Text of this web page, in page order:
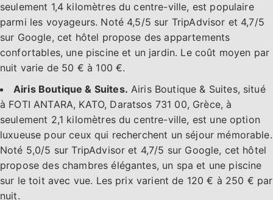
seulement 1,4 kilomètres du centre-ville, est populaire
parmi les voyageurs. Noté 4,5/5 sur TripAdvisor et 4,7/5
sur Google, cet hôtel propose des appartements
confortables, une piscine et un jardin. Le coût moyen par
nuit varie de 50 € à 100 €.
Airis Boutique & Suites. Airis Boutique & Suites, situé
à FOTI ANTARA, KATO, Daratsos 731 00, Grèce, à
seulement 2,1 kilomètres du centre-ville, est une option
luxueuse pour ceux qui recherchent un séjour mémorable.
Noté 5,0/5 sur TripAdvisor et 4,7/5 sur Google, cet hôtel
propose des chambres élégantes, un spa et une piscine
sur le toit avec vue. Les prix varient de 120 € à 250 € par
nuit.